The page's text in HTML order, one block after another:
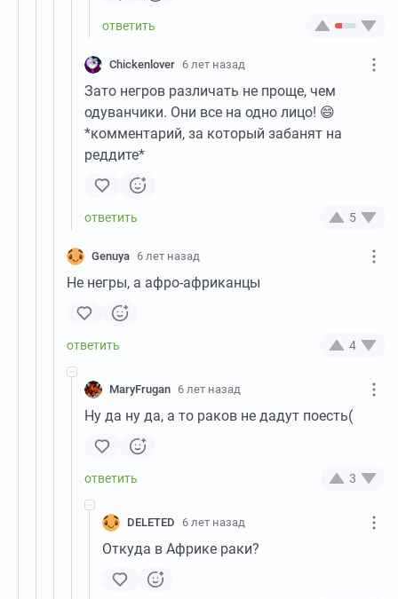
Chickenlover 6 лет назад
Зато негров различать не проще, чем
одуванчики. Они все на одно лицо! 😄
*комментарий, за который забанят на
реддите*
5
Genuya 6 лет назад
Не негры, а афро-африканцы
4
MaryFrugan 6 лет назад
Ну да ну да, а то раков не дадут поесть(
3
DELETED 6 лет назад
Откуда в Африке раки?